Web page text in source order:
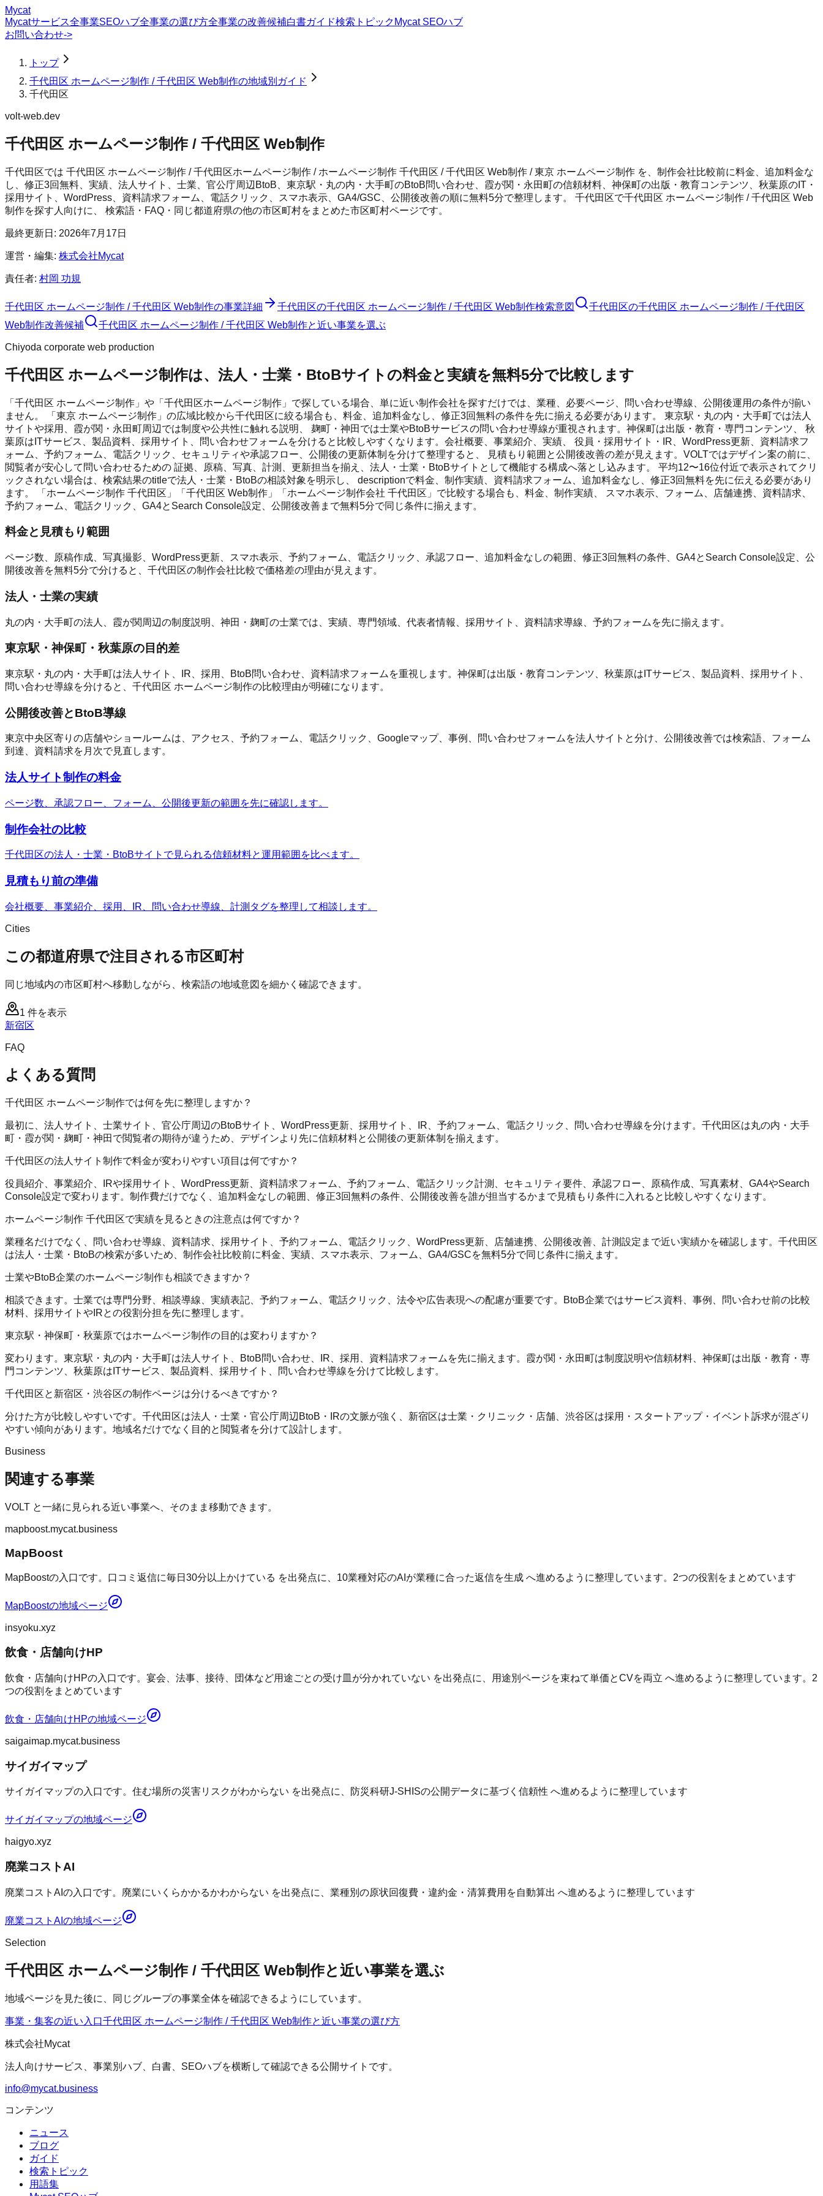
Mycat
Mycatサービス全事業SEOハブ全事業の選び方全事業の改善候補白書ガイド検索トピック Mycat SEOハブ
お問い合わせ->
トップ
千代田区 ホームページ制作 / 千代田区 Web制作の地域別ガイド
千代田区
volt-web.dev
千代田区 ホームページ制作 / 千代田区 Web制作
千代田区では 千代田区 ホームページ制作 / 千代田区ホームページ制作 / ホームページ制作 千代田区 / 千代田区 Web制作 / 東京 ホームページ制作 を、制作会社比較前に料金、追加料金な
し、修正3回無料、実績、法人サイト、士業、官公庁周辺BtoB、東京駅・丸の内・大手町のBtoB問い合わせ、霞が関・永田町の信頼材料、神保町の出版・教育コンテンツ、秋葉原のIT・
採用サイト、WordPress、資料請求フォーム、電話クリック、スマホ表示、GA4/GSC、公開後改善の順に無料5分で整理します。 千代田区で千代田区 ホームページ制作 / 千代田区 Web
制作を探す人向けに、 検索語・FAQ・同じ都道府県の他の市区町村をまとめた市区町村ページです。
最終更新日: 2026年7月17日
運営・編集: 株式会社Mycat
責任者: 村岡 功規
千代田区 ホームページ制作 / 千代田区 Web制作の事業詳細 千代田区の千代田区 ホームページ制作 / 千代田区 Web制作検索意図 千代田区の千代田区 ホームページ制作 / 千代田区
Web制作改善候補 千代田区 ホームページ制作 / 千代田区 Web制作と近い事業を選ぶ
Chiyoda corporate web production
千代田区 ホームページ制作は、法人・士業・BtoBサイトの料金と実績を無料5分で比較します
「千代田区 ホームページ制作」や「千代田区ホームページ制作」で探している場合、単に近い制作会社を探すだけでは、業種、必要ページ、問い合わせ導線、公開後運用の条件が揃い
ません。 「東京 ホームページ制作」の広域比較から千代田区に絞る場合も、料金、追加料金なし、修正3回無料の条件を先に揃える必要があります。 東京駅・丸の内・大手町では法人
サイトや採用、霞が関・永田町周辺では制度や公共性に触れる説明、 麹町・神田では士業やBtoBサービスの問い合わせ導線が重視されます。神保町は出版・教育・専門コンテンツ、 秋
葉原はITサービス、製品資料、採用サイト、問い合わせフォームを分けると比較しやすくなります。会社概要、事業紹介、実績、 役員・採用サイト・IR、WordPress更新、資料請求フ
ォーム、予約フォーム、電話クリック、セキュリティや承認フロー、公開後の更新体制を分けて整理すると、 見積もり範囲と公開後改善の差が見えます。VOLTではデザイン案の前に、
閲覧者が安心して問い合わせるための 証拠、原稿、写真、計測、更新担当を揃え、法人・士業・BtoBサイトとして機能する構成へ落とし込みます。 平均12〜16位付近で表示されてクリ
ックされない場合は、検索結果のtitleで法人・士業・BtoBの相談対象を明示し、 descriptionで料金、制作実績、資料請求フォーム、追加料金なし、修正3回無料を先に伝える必要があり
ます。 「ホームページ制作 千代田区」「千代田区 Web制作」「ホームページ制作会社 千代田区」で比較する場合も、料金、制作実績、 スマホ表示、フォーム、店舗連携、資料請求、
予約フォーム、電話クリック、GA4とSearch Console設定、公開後改善まで無料5分で同じ条件に揃えます。
料金と見積もり範囲
ページ数、原稿作成、写真撮影、WordPress更新、スマホ表示、予約フォーム、電話クリック、承認フロー、追加料金なしの範囲、修正3回無料の条件、GA4とSearch Console設定、公
開後改善を無料5分で分けると、千代田区の制作会社比較で価格差の理由が見えます。
法人・士業の実績
丸の内・大手町の法人、霞が関周辺の制度説明、神田・麹町の士業では、実績、専門領域、代表者情報、採用サイト、資料請求導線、予約フォームを先に揃えます。
東京駅・神保町・秋葉原の目的差
東京駅・丸の内・大手町は法人サイト、IR、採用、BtoB問い合わせ、資料請求フォームを重視します。神保町は出版・教育コンテンツ、秋葉原はITサービス、製品資料、採用サイト、
問い合わせ導線を分けると、千代田区 ホームページ制作の比較理由が明確になります。
公開後改善とBtoB導線
東京中央区寄りの店舗やショールームは、アクセス、予約フォーム、電話クリック、Googleマップ、事例、問い合わせフォームを法人サイトと分け、公開後改善では検索語、フォーム
到達、資料請求を月次で見直します。
法人サイト制作の料金
ページ数、承認フロー、フォーム、公開後更新の範囲を先に確認します。
制作会社の比較
千代田区の法人・士業・BtoBサイトで見られる信頼材料と運用範囲を比べます。
見積もり前の準備
会社概要、事業紹介、採用、IR、問い合わせ導線、計測タグを整理して相談します。
Cities
この都道府県で注目される市区町村
同じ地域内の市区町村へ移動しながら、検索語の地域意図を細かく確認できます。
1 件を表示
新宿区
FAQ
よくある質問
千代田区 ホームページ制作では何を先に整理しますか？
最初に、法人サイト、士業サイト、官公庁周辺のBtoBサイト、WordPress更新、採用サイト、IR、予約フォーム、電話クリック、問い合わせ導線を分けます。千代田区は丸の内・大手
町・霞が関・麹町・神田で閲覧者の期待が違うため、デザインより先に信頼材料と公開後の更新体制を揃えます。
千代田区の法人サイト制作で料金が変わりやすい項目は何ですか？
役員紹介、事業紹介、IRや採用サイト、WordPress更新、資料請求フォーム、予約フォーム、電話クリック計測、セキュリティ要件、承認フロー、原稿作成、写真素材、GA4やSearch
Console設定で変わります。制作費だけでなく、追加料金なしの範囲、修正3回無料の条件、公開後改善を誰が担当するかまで見積もり条件に入れると比較しやすくなります。
ホームページ制作 千代田区で実績を見るときの注意点は何ですか？
業種名だけでなく、問い合わせ導線、資料請求、採用サイト、予約フォーム、電話クリック、WordPress更新、店舗連携、公開後改善、計測設定まで近い実績かを確認します。千代田区
は法人・士業・BtoBの検索が多いため、制作会社比較前に料金、実績、スマホ表示、フォーム、GA4/GSCを無料5分で同じ条件に揃えます。
士業やBtoB企業のホームページ制作も相談できますか？
相談できます。士業では専門分野、相談導線、実績表記、予約フォーム、電話クリック、法令や広告表現への配慮が重要です。BtoB企業ではサービス資料、事例、問い合わせ前の比較
材料、採用サイトやIRとの役割分担を先に整理します。
東京駅・神保町・秋葉原ではホームページ制作の目的は変わりますか？
変わります。東京駅・丸の内・大手町は法人サイト、BtoB問い合わせ、IR、採用、資料請求フォームを先に揃えます。霞が関・永田町は制度説明や信頼材料、神保町は出版・教育・専
門コンテンツ、秋葉原はITサービス、製品資料、採用サイト、問い合わせ導線を分けて比較します。
千代田区と新宿区・渋谷区の制作ページは分けるべきですか？
分けた方が比較しやすいです。千代田区は法人・士業・官公庁周辺BtoB・IRの文脈が強く、新宿区は士業・クリニック・店舗、渋谷区は採用・スタートアップ・イベント訴求が混ざり
やすい傾向があります。地域名だけでなく目的と閲覧者を分けて設計します。
Business
関連する事業
VOLT と一緒に見られる近い事業へ、そのまま移動できます。
mapboost.mycat.business
MapBoost
MapBoostの入口です。口コミ返信に毎日30分以上かけている を出発点に、10業種対応のAIが業種に合った返信を生成 へ進めるように整理しています。2つの役割をまとめています
MapBoostの地域ページ
insyoku.xyz
飲食・店舗向けHP
飲食・店舗向けHPの入口です。宴会、法事、接待、団体など用途ごとの受け皿が分かれていない を出発点に、用途別ページを束ねて単価とCVを両立 へ進めるように整理しています。2
つの役割をまとめています
飲食・店舗向けHPの地域ページ
saigaimap.mycat.business
サイガイマップ
サイガイマップの入口です。住む場所の災害リスクがわからない を出発点に、防災科研J-SHISの公開データに基づく信頼性 へ進めるように整理しています
サイガイマップの地域ページ
haigyo.xyz
廃業コストAI
廃業コストAIの入口です。廃業にいくらかかるかわからない を出発点に、業種別の原状回復費・違約金・清算費用を自動算出 へ進めるように整理しています
廃業コストAI の地域ページ
Selection
千代田区 ホームページ制作 / 千代田区 Web制作と近い事業を選ぶ
地域ページを見た後に、同じグループの事業全体を確認できるようにしています。
事業・集客の近い入口千代田区 ホームページ制作 / 千代田区 Web制作と近い事業の選び方
株式会社Mycat
法人向けサービス、事業別ハブ、白書、SEOハブを横断して確認できる公開サイトです。
info@mycat.business
コンテンツ
ニュース
ブログ
ガイド
検索トピック
用語集